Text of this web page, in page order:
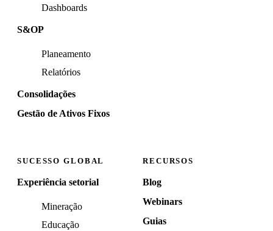
Dashboards
S&OP
Planeamento
Relatórios
Consolidações
Gestão de Ativos Fixos
SUCESSO GLOBAL
Experiência setorial
Mineração
Educação
RECURSOS
Blog
Webinars
Guias